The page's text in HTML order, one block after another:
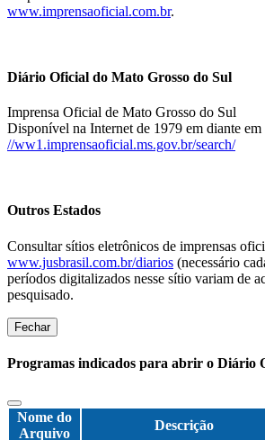
www.imprensaoficial.com.br.
Diário Oficial do Mato Grosso do Sul
Imprensa Oficial de Mato Grosso do Sul
Disponível na Internet de 1979 em diante em
//ww1.imprensaoficial.ms.gov.br/search/
Outros Estados
Consultar sítios eletrônicos de imprensas
www.jusbrasil.com.br/diarios (necessário
períodos digitalizados nesse sítio variam de
pesquisado.
Fechar
Programas indicados para abrir o Diário
Nome do
Arquivo
Descrição